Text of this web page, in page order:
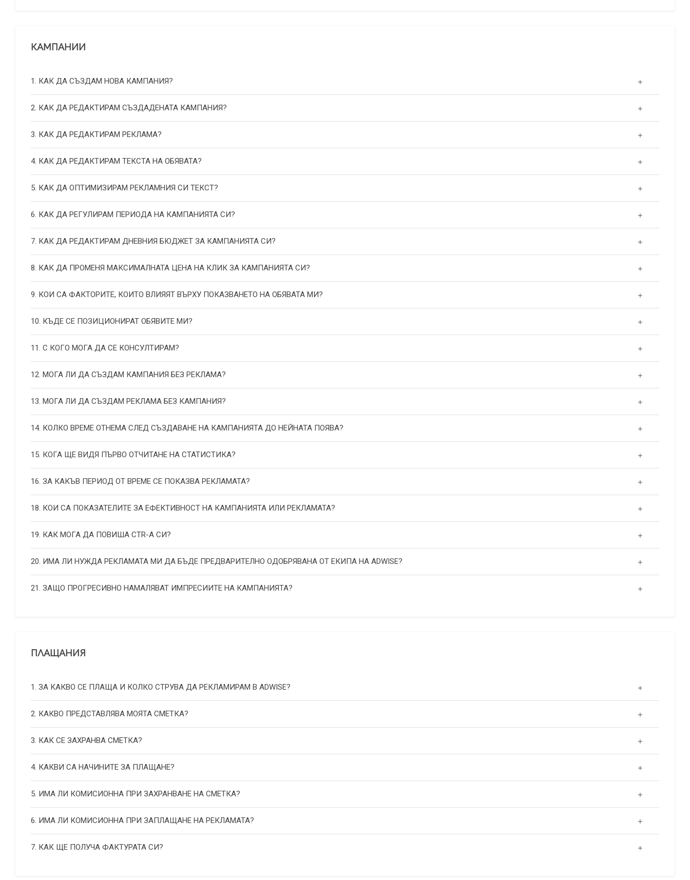
КАМПАНИИ
1. КАК ДА СЪЗДАМ НОВА КАМПАНИЯ?
2. КАК ДА РЕДАКТИРАМ СЪЗДАДЕНАТА КАМПАНИЯ?
3. КАК ДА РЕДАКТИРАМ РЕКЛАМА?
4. КАК ДА РЕДАКТИРАМ ТЕКСТА НА ОБЯВАТА?
5. КАК ДА ОПТИМИЗИРАМ РЕКЛАМНИЯ СИ ТЕКСТ?
6. КАК ДА РЕГУЛИРАМ ПЕРИОДА НА КАМПАНИЯТА СИ?
7. КАК ДА РЕДАКТИРАМ ДНЕВНИЯ БЮДЖЕТ ЗА КАМПАНИЯТА СИ?
8. КАК ДА ПРОМЕНЯ МАКСИМАЛНАТА ЦЕНА НА КЛИК ЗА КАМПАНИЯТА СИ?
9. КОИ СА ФАКТОРИТЕ, КОИТО ВЛИЯЯТ ВЪРХУ ПОКАЗВАНЕТО НА ОБЯВАТА МИ?
10. КЪДЕ СЕ ПОЗИЦИОНИРАТ ОБЯВИТЕ МИ?
11. С КОГО МОГА ДА СЕ КОНСУЛТИРАМ?
12. МОГА ЛИ ДА СЪЗДАМ КАМПАНИЯ БЕЗ РЕКЛАМА?
13. МОГА ЛИ ДА СЪЗДАМ РЕКЛАМА БЕЗ КАМПАНИЯ?
14. КОЛКО ВРЕМЕ ОТНЕМА СЛЕД СЪЗДАВАНЕ НА КАМПАНИЯТА ДО НЕЙНАТА ПОЯВА?
15. КОГА ЩЕ ВИДЯ ПЪРВО ОТЧИТАНЕ НА СТАТИСТИКА?
16. ЗА КАКЪВ ПЕРИОД ОТ ВРЕМЕ СЕ ПОКАЗВА РЕКЛАМАТА?
18. КОИ СА ПОКАЗАТЕЛИТЕ ЗА ЕФЕКТИВНОСТ НА КАМПАНИЯТА ИЛИ РЕКЛАМАТА?
19. КАК МОГА ДА ПОВИША СТR-А СИ?
20. ИМА ЛИ НУЖДА РЕКЛАМАТА МИ ДА БЪДЕ ПРЕДВАРИТЕЛНО ОДОБРЯВАНА ОТ ЕКИПА НА ADWISE?
21. ЗАЩО ПРОГРЕСИВНО НАМАЛЯВАТ ИМПРЕСИИТЕ НА КАМПАНИЯТА?
ПЛАЩАНИЯ
1. ЗА КАКВО СЕ ПЛАЩА И КОЛКО СТРУВА ДА РЕКЛАМИРАМ В ADWISE?
2. КАКВО ПРЕДСТАВЛЯВА МОЯТА СМЕТКА?
3. КАК СЕ ЗАХРАНВА СМЕТКА?
4. КАКВИ СА НАЧИНИТЕ ЗА ПЛАЩАНЕ?
5. ИМА ЛИ КОМИСИОННА ПРИ ЗАХРАНВАНЕ НА СМЕТКА?
6. ИМА ЛИ КОМИСИОННА ПРИ ЗАПЛАЩАНЕ НА РЕКЛАМАТА?
7. КАК ЩЕ ПОЛУЧА ФАКТУРАТА СИ?